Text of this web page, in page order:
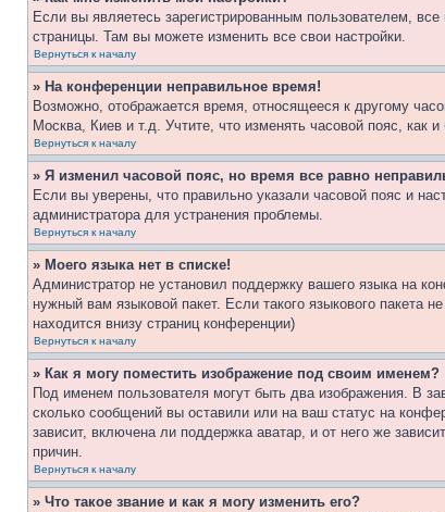
Если вы являетесь зарегистрированным пользователем,
страницы. Там вы можете изменить все свои настройки.
Вернуться к началу
» На конференции неправильное время!
Возможно, отображается время, относящееся к другому
Москва, Киев и т.д. Учтите, что изменять часовой пояс, как
Вернуться к началу
» Я изменил часовой пояс, но время все равно
Если вы уверены, что правильно указали часовой пояс и
администратора для устранения проблемы.
Вернуться к началу
» Моего языка нет в списке!
Администратор не установил поддержку вашего языка на
нужный вам языковой пакет. Если такого языкового
находится внизу страниц конференции)
Вернуться к началу
» Как я могу поместить изображение под своим именем?
Под именем пользователя могут быть два изображения. В
сколько сообщений вы оставили или на ваш статус на
зависит, включена ли поддержка аватар, и от него же
причин.
Вернуться к началу
» Что такое звание и как я могу изменить его?